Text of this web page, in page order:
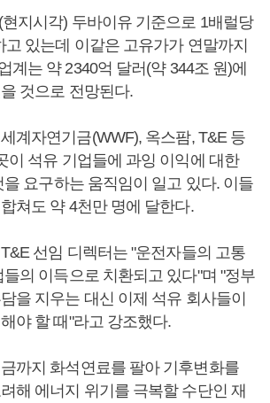
지시각) 두바이유 기준으로 1배럴당
고 있는데 이같은 고유가가 연말까지
계는 약 2340억 달러(약 344조 원)에
것으로 전망된다.
계자연기금(WWF), 옥스팜, T&E 등
이 석유 기업들에 과잉 이익에 대한
을 요구하는 움직임이 일고 있다. 이들
쳐도 약 4천만 명에 달한다.
선임 디렉터는 "운전자들의 고통
의 이득으로 치환되고 있다"며 "정부
을 지우는 대신 이제 석유 회사들이
야 할 때"라고 강조했다.
까지 화석연료를 팔아 기후변화를
해 에너지 위기를 극복할 수단인 재